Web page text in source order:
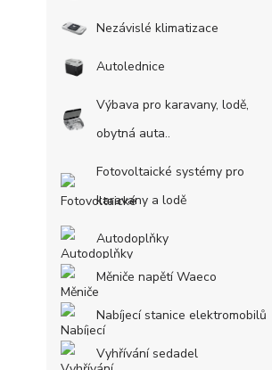
Nezávislé klimatizace
Autolednice
Výbava pro karavany, lodě,
obytná auta..
Fotovoltaické systémy pro
karavany a lodě
Autodoplňky
Měniče napětí Waeco
Nabíjecí stanice elektromobilů
Vyhřívání sedadel